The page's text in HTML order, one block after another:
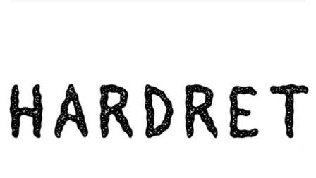
перепадов температур. Термодревесина
устойчива к гниению и не боится насекомых. В
паре с системой «БлицПланк», которая
обеспечивает вентиляцию и отвод влаги, вы